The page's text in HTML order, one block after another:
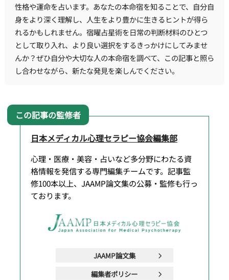
性格や運命を占います。あなたの本命宿を知ることで、自分自
身をより深く理解し、人生をより豊かに生きるヒントが得ら
れるかもしれません。宿曜占星術を日常の判断材料のひとつ
として取り入れ、より良い選択をするきっかけにしてみませ
んか？ぜひ自分や大切な人の本命宿を調べて、この記事と照ら
し合わせながら、新たな発見を楽しんでください。
日本メディカル心理セラピー協会編集部
心理・医療・美容・占いなど多分野にわたる資
格情報を発信する専門編集チームです。記事監
修100本以上、JAAMP論文集の公募・監修も行っ
ております。
JAAMP論文集
編集者ポリシー